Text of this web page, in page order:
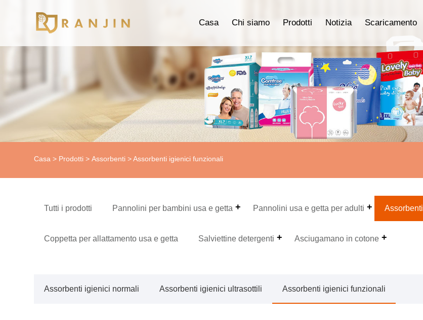
Casa Chi siamo Prodotti Notizia Scaricamento
Casa > Prodotti >Assorbenti > Assorbenti igienici funzionali
Tutti i prodotti Pannolini per bambini usa e getta Pannolini usa e getta per adulti Assorbenti
Coppetta per allattamento usa e getta Salviettine detergenti Asciugamano in cotone
Assorbenti igienici normali Assorbenti igienici ultrasottili Assorbenti igienici funzionali